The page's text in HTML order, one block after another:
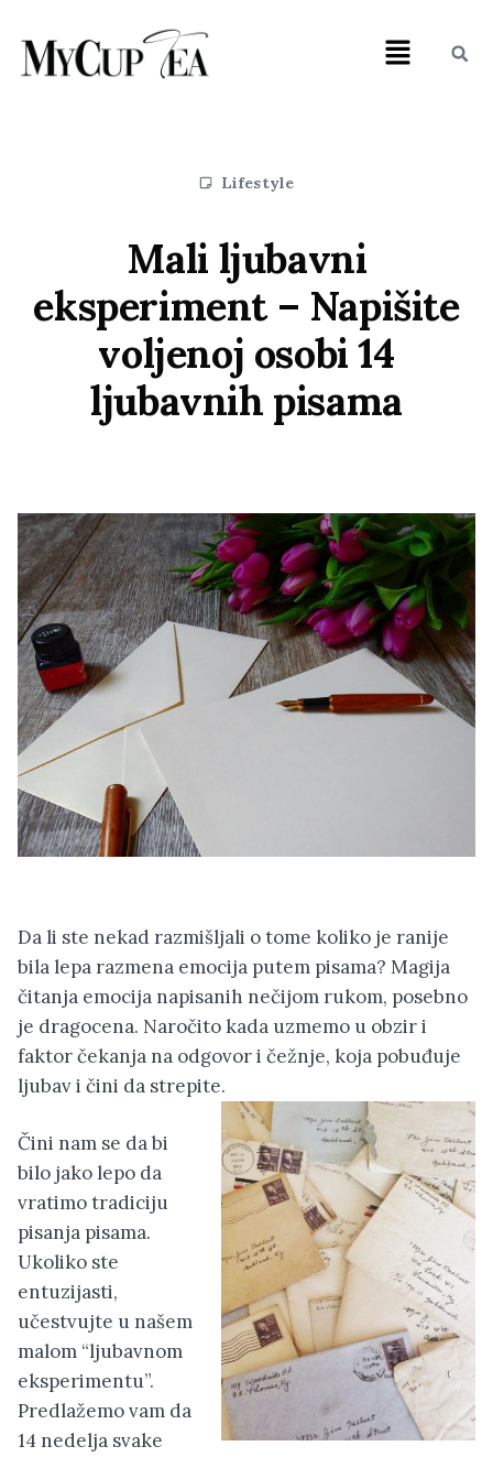
Lifestyle
Mali ljubavni
eksperiment – Napišite
voljenoj osobi 14
ljubavnih pisama
Da li ste nekad razmišljali o tome koliko je ranije
bila lepa razmena emocija putem pisama? Magija
čitanja emocija napisanih nečijom rukom, posebno
je dragocena. Naročito kada uzmemo u obzir i
faktor čekanja na odgovor i čežnje, koja pobuđuje
ljubav i čini da strepite.
Čini nam se da bi
bilo jako lepo da
vratimo tradiciju
pisanja pisama.
Ukoliko ste
entuzijasti,
učestvujte u našem
malom “ljubavnom
eksperimentu”.
Predlažemo vam da
14 nedelja svake